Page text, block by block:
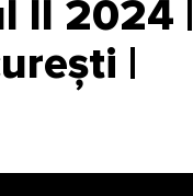
II 2024 |
|